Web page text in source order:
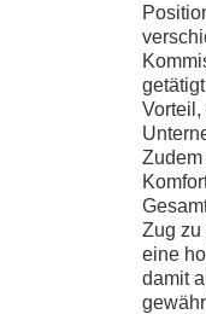
Vorteil,
Zudem
Zug zu
eine
damit